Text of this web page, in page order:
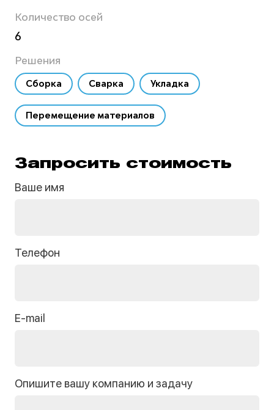
Количество осей
6
Решения
Сборка Сварка Укладка
Перемещение материалов
Запросить стоимость
Ваше имя
Телефон
E-mail
Опишите вашу компанию и задачу